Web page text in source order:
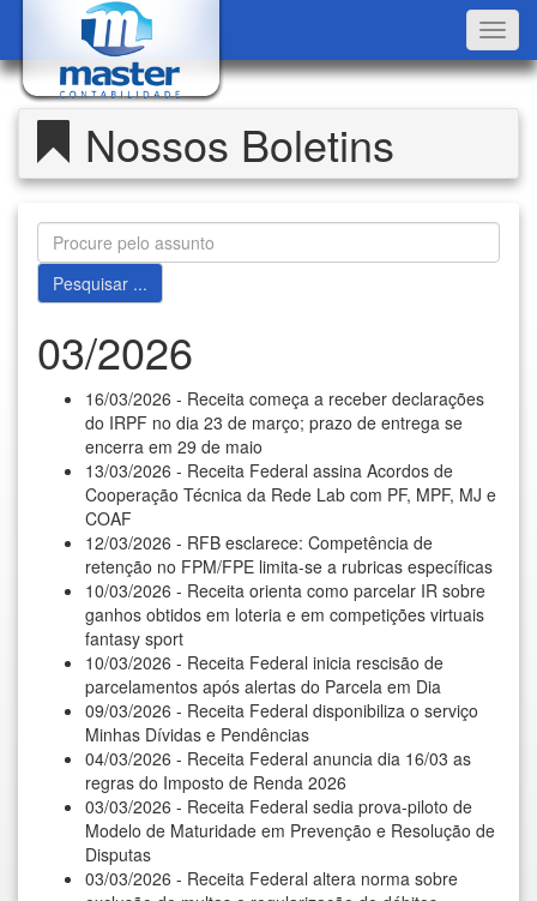
Nossos Boletins
03/2026
16/03/2026 - Receita começa a receber declarações
do IRPF no dia 23 de março; prazo de entrega se
encerra em 29 de maio
13/03/2026 - Receita Federal assina Acordos de
Cooperação Técnica da Rede Lab com PF, MPF, MJ e
COAF
12/03/2026 - RFB esclarece: Competência de
retenção no FPM/FPE limita-se a rubricas específicas
10/03/2026 - Receita orienta como parcelar IR sobre
ganhos obtidos em loteria e em competições virtuais
fantasy sport
10/03/2026 - Receita Federal inicia rescisão de
parcelamentos após alertas do Parcela em Dia
09/03/2026 - Receita Federal disponibiliza o serviço
Minhas Dívidas e Pendências
04/03/2026 - Receita Federal anuncia dia 16/03 as
regras do Imposto de Renda 2026
03/03/2026 - Receita Federal sedia prova-piloto de
Modelo de Maturidade em Prevenção e Resolução de
Disputas
03/03/2026 - Receita Federal altera norma sobre